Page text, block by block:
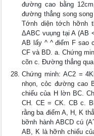
đường cao bằng
đường thẳng song
Tớnh diện tớch hỡnh
ΔABC vuụng tại A (AB
AB lấy ^ ^ điểm F sao
CF và BD. a. Chứng
cõn c. Đường thẳng
Chứng minh: AC2 =
nhọn, cỏc đường cao
chiếu của H lờn BC.
CH. CE = CK. CB c.
rằng ba điểm A, H, K
bỡnh hành ABCD cú
AB, K là hỡnh chiếu